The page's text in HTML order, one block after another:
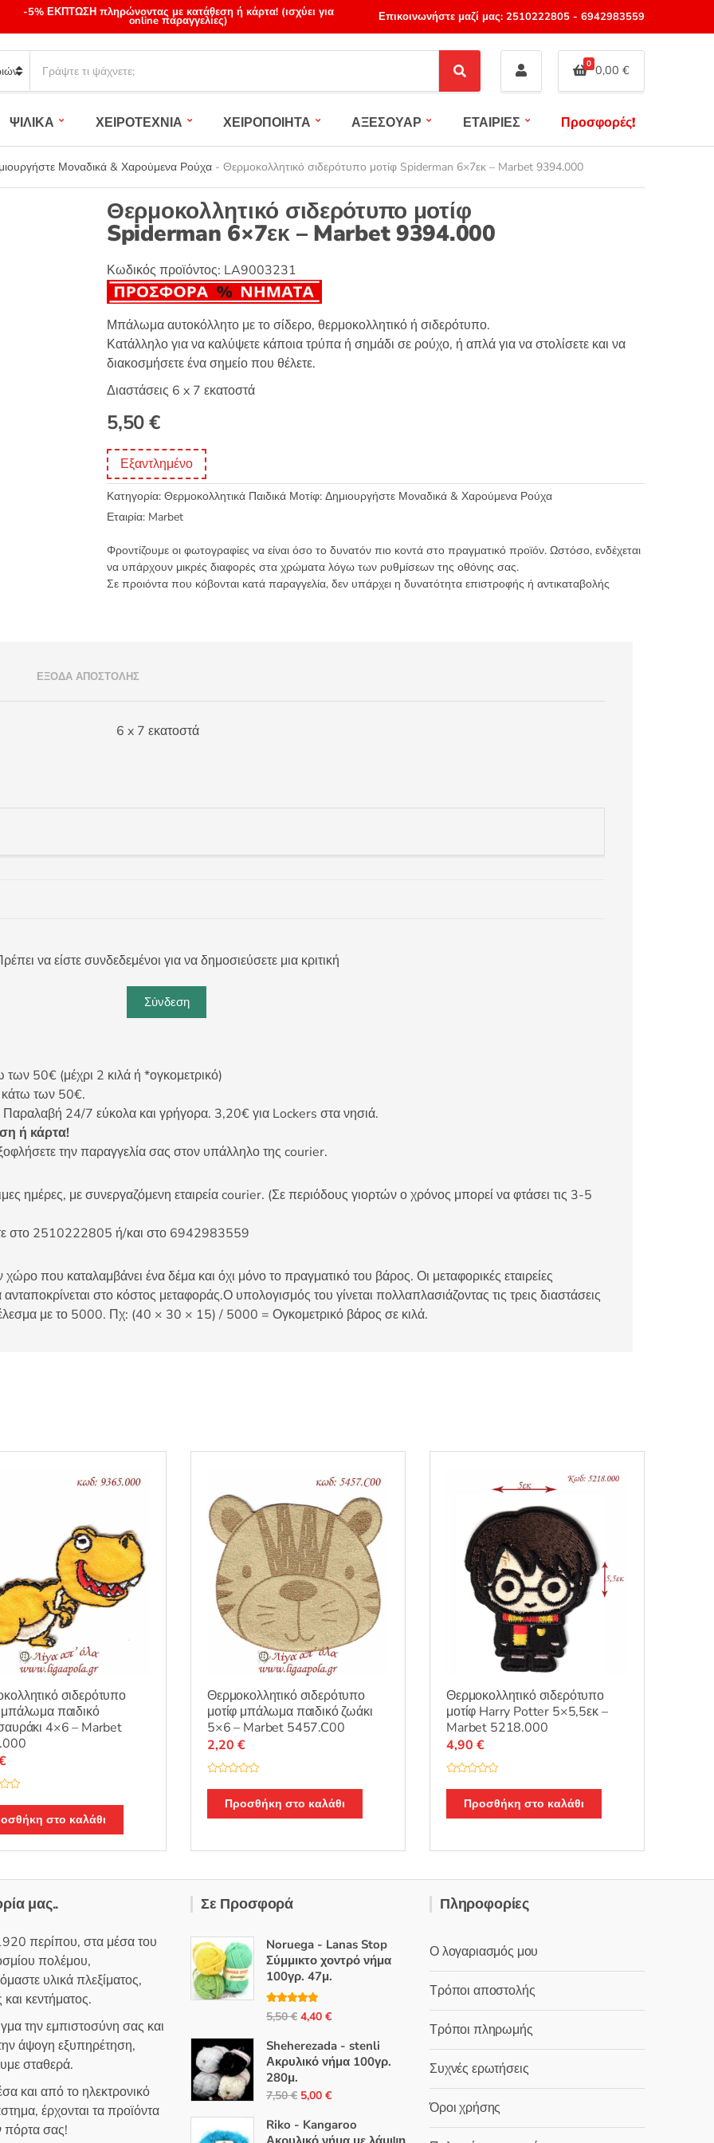
-5% ΕΚΠΤΩΣΗ πληρώνοντας με κατάθεση ή κάρτα! (ισχύει για
online παραγγελίες) Επικοινωνήστε μαζί μας: 2510222805- 6942983559
a
c
h
p
S
e
c
0 0,00 €
ΨΙΛΙΚΑ ΧΕΙΡΟΤΕΧΝΙΑ ΧΕΙΡΟΠΟΙΗΤΑ ΑΞΕΣΟΥΑΡ ΕΤΑΙΡΙΕΣ Προσφορές!
Μοναδικά & Χαρούμενα Ρούχα - Θερμοκολλητικό σιδερότυπο μοτίφ Spiderman 6×7εκ – Marbet 9394.000
Θερμοκολλητικό σιδερότυπο μοτίφ
Spiderman 6×7εκ – Marbet 9394.000
Κωδικός προϊόντος: LA9003231
Μπάλωμα αυτοκόλλητο με το σίδερο, θερμοκολλητικό ή σιδερότυπο.
Κατάλληλο για να καλύψετε κάποια τρύπα ή σημάδι σε ρούχο, ή απλά για να στολίσετε και να
διακοσμήσετε ένα σημείο που θέλετε.
Διαστάσεις 6 x 7 εκατοστά
5,50€
Εξαντλημένο
Κατηγορία: Θερμοκολλητικά Παιδικά Μοτίφ: Δημιουργήστε Μοναδικά & Χαρούμενα Ρούχα
Εταιρία: Marbet
Φροντίζουμε οι φωτογραφίες να είναι όσο το δυνατόν πιο κοντά στο πραγματικό προϊόν. Ωστόσο, ενδέχεται
να υπάρχουν μικρές διαφορές στα χρώματα λόγω των ρυθμίσεων της οθόνης σας.
Σε προιόντα που κόβονται κατά παραγγελία, δεν υπάρχει η δυνατότητα επιστροφής ή αντικαταβολής
ΈΞΟΔΑ ΑΠΟΣΤΟΛΉΣ
6 x 7 εκατοστά
να είστε συνδεδεμένοι για να δημοσιεύσετε μια κριτική
Σύνδεση
50€ (μέχρι 2 κιλά ή *ογκομετρικό)
κάτω των 50€.
24/7 εύκολα και γρήγορα. 3,20€ για Lockers στα νησιά.
ή κάρτα!
την παραγγελία σας στον υπάλληλο της courier.
ημέρες, με συνεργαζόμενη εταιρεία courier. (Σε περιόδους γιορτών ο χρόνος μπορεί να φτάσει τις 3-5
στο 2510222805 ή/και στο 6942983559
που καταλαμβάνει ένα δέμα και όχι μόνο το πραγματικό του βάρος. Οι μεταφορικές εταιρείες
στο κόστος μεταφοράς.Ο υπολογισμός του γίνεται πολλαπλασιάζοντας τις τρεις διαστάσεις
με το 5000. Πχ: (40 × 30 × 15) / 5000 = Ογκομετρικό βάρος σε κιλά.
σιδερότυπο
μπάλωμα παιδικό
4×6 – Marbet
στο καλάθι
Θερμοκολλητικό σιδερότυπο
μοτίφ μπάλωμα παιδικό ζωάκι
5×6 – Marbet 5457.C00
α
ο
γ
η
ε
μ
α
π
ό
5
2,20 €
Προσθήκη στο καλάθι
Θερμοκολλητικό σιδερότυπο
μοτίφ Harry Potter 5×5,5εκ –
Marbet 5218.000
α
ο
γ
η
ε
μ
ό
4,90 €
Προσθήκη στο καλάθι
μας..
περίπου, στα μέσα του
πολέμου,
υλικά πλεξίματος,
και κεντήματος.
την εμπιστοσύνη σας και
άψογη εξυπηρέτηση,
σταθερά.
και από το ηλεκτρονικό
έρχονται τα προϊόντα
πόρτα σας!
Σε Προσφορά
Noruega - Lanas Stop
Σύμμικτο χοντρό νήμα
100γρ. 47μ.
Βαθμολογή
θηκε με 5.00
5,50€ Original
was:
5,50 €.
4,40 €Η
τιμή
είναι:
4,40 €.
Sheherezada - stenli
Ακρυλικό νήμα 100γρ.
280μ.
7,50€ Original
was:
5,00 €Η
τιμή
Riko - Kangaroo
Πληροφορίες
Ο λογαριασμός μου
Τρόποι αποστολής
Τρόποι πληρωμής
Συχνές ερωτήσεις
Όροι χρήσης